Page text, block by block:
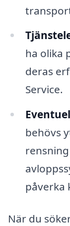
ha olika
deras
Service.
behövs
påverka
När du